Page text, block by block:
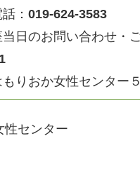
： 019-624-3583
日のお問い合わせ・
もりおか女性センター
性センター